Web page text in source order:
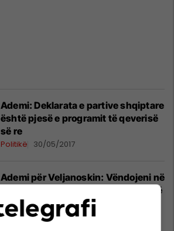
Ademi: Deklarata e partive shqiptare
është pjesë e programit të qeverisë
së re
Politikë 30/05/2017
Ademi për Veljanoskin: Vëndojeni në
rend dite propozimin për zgjedhje të
kryetarit të Kuvendit
Politikë 06/04/2017